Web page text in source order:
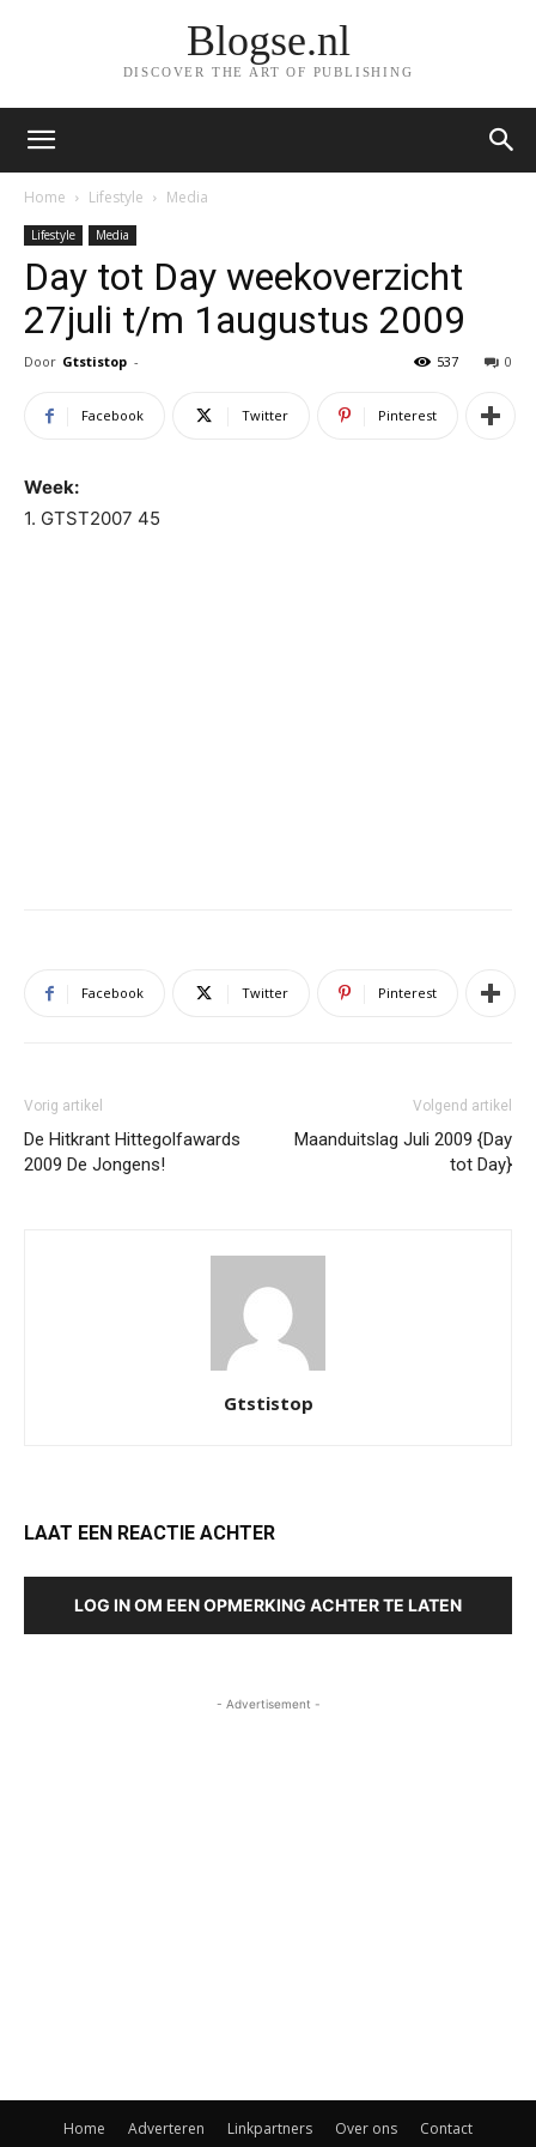
Blogse.nl
DISCOVER THE ART OF PUBLISHING
Home Lifestyle Media
Lifestyle Media
Day tot Day weekoverzicht
27juli t/m 1augustus 2009
Door Gtstistop - 0
537
Facebook Twitter Pinterest
Week:
1. GTST2007 45
Facebook Twitter Pinterest
Vorig artikel
De Hitkrant Hittegolfawards
2009 De Jongens!
Volgend artikel
Maanduitslag Juli 2009 {Day
tot Day}
Gtstistop
LAAT EEN REACTIE ACHTER
LOG IN OM EEN OPMERKING ACHTER TE LATEN
- Advertisement -
Home Adverteren Linkpartners Over ons Contact